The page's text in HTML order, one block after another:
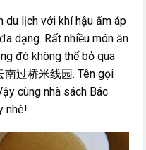
du lịch với khí hậu ấm áp
dạng. Rất nhiều món ăn
đó không thể bỏ qua
南过桥米线园. Tên gọi
cùng nhà sách Bác
nhé!